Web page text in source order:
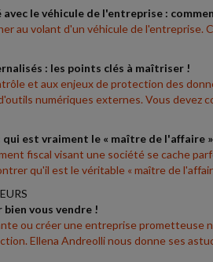
le véhicule de l'entreprise :
au volant d'un véhicule de l'entreprise.
: les points clés à maîtriser !
et aux enjeux de protection des
numériques externes. Vous devez
qui est vraiment le « maître de l'affaire »
fiscal visant une société se cache
qu'il est le véritable « maître de
vous vendre !
ou créer une entreprise
Ellena Andreolli nous donne ses